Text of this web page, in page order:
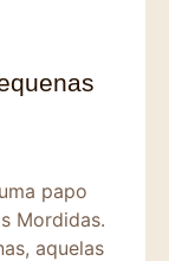
papo
Mordidas.
aquelas